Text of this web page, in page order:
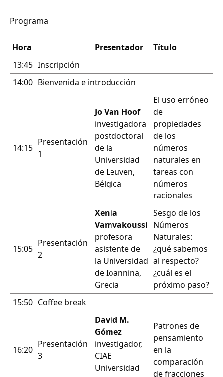
Programa
Hora Presentador
Título
13:45 Inscripción
14:00 Bienvenida e introducción
14:15
Presentación
1
Jo Van Hoof
investigadora
postdoctoral
de la
Universidad
de Leuven,
Bélgica
El uso erróneo
de
propiedades
de los
números
naturales en
tareas con
números
racionales
15:05
Presentación
2
Xenia
Vamvakoussi
profesora
asistente de
la Universidad
de Ioannina,
Grecia
Sesgo de los
Números
Naturales:
¿qué sabemos
al respecto?
¿cuál es el
próximo paso?
15:50 Coffee break
16:20
Presentación
3
David M.
Gómez
investigador,
CIAE
Universidad
Patrones de
pensamiento
en la
comparación
de fracciones